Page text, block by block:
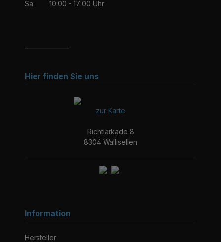
Sa:
10:00 - 17:00 Uhr
Hier finden Sie uns
zur Karte
Richtiarkade 8
8304 Wallisellen
Information
Hersteller